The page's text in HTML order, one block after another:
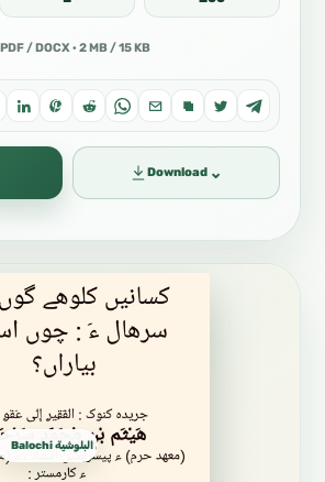
PDF / DOCX · 2 MB / 15 KB
Download ⌄
Balochi بلوچی البلوشية